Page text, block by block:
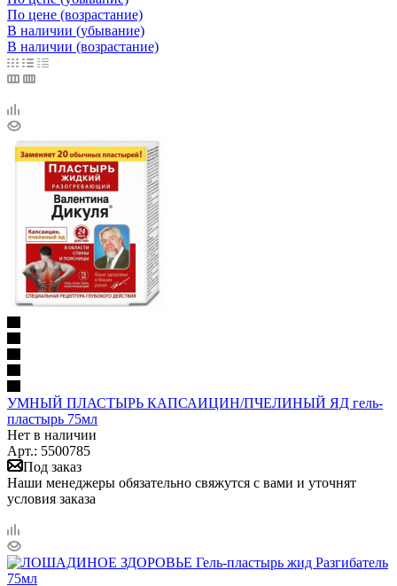
По цене (возрастание)
В наличии (убывание)
В наличии (возрастание)
УМНЫЙ ПЛАСТЫРЬ КАПСАИЦИН/ПЧЕЛИНЫЙ ЯД гель-
пластырь 75мл
Нет в наличии
Арт.: 5500785
Под заказ
Наши менеджеры обязательно свяжутся с вами и уточнят
условия заказа